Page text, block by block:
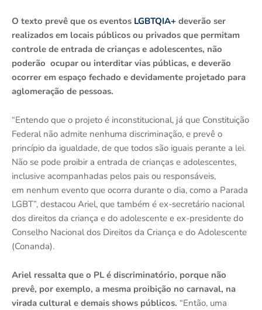
O texto prevê que os eventos LGBTQIA+ deverão ser
realizados em locais públicos ou privados que permitam
controle de entrada de crianças e adolescentes, não
poderão ocupar ou interditar vias públicas, e deverão
ocorrer em espaço fechado e devidamente projetado para
aglomeração de pessoas.
“Entendo que o projeto é inconstitucional, já que Constituição
Federal não admite nenhuma discriminação, e prevê o
princípio da igualdade, de que todos são iguais perante a lei.
Não se pode proibir a entrada de crianças e adolescentes,
inclusive acompanhadas pelos pais ou responsáveis,
em nenhum evento que ocorra durante o dia, como a Parada
LGBT”, destacou Ariel, que também é ex-secretário nacional
dos direitos da criança e do adolescente e ex-presidente do
Conselho Nacional dos Direitos da Criança e do Adolescente
(Conanda).
Ariel ressalta que o PL é discriminatório, porque não
prevê, por exemplo, a mesma proibição no carnaval, na
virada cultural e demais shows públicos. “Então, uma